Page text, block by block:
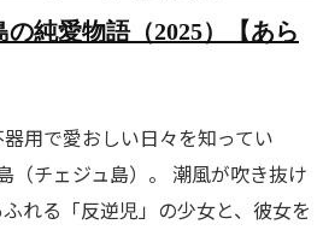
純愛物語（2025）【あら
器用で愛おしい日々を知ってい
（チェジュ島）。 潮風が吹き抜け
れる「反逆児」の少女と、彼女を